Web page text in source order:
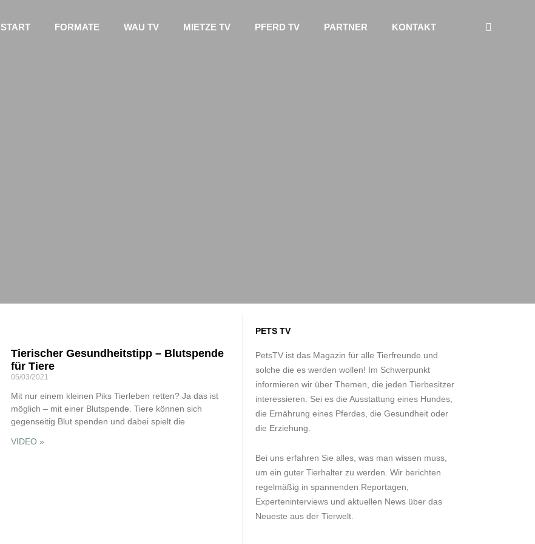
START FORMATE WAU TV MIETZE TV PFERD TV PARTNER KONTAKT
Tierischer Gesundheitstipp – Blutspende
für Tiere
05/03/2021
Mit nur einem kleinen Piks Tierleben retten? Ja das ist
möglich – mit einer Blutspende. Tiere können sich
gegenseitig Blut spenden und dabei spielt die
VIDEO »
PETS TV
PetsTV ist das Magazin für alle Tierfreunde und
solche die es werden wollen! Im Schwerpunkt
informieren wir über Themen, die jeden Tierbesitzer
interessieren. Sei es die Ausstattung eines Hundes,
die Ernährung eines Pferdes, die Gesundheit oder
die Erziehung.
Bei uns erfahren Sie alles, was man wissen muss,
um ein guter Tierhalter zu werden. Wir berichten
regelmäßig in spannenden Reportagen,
Experteninterviews und aktuellen News über das
Neueste aus der Tierwelt.